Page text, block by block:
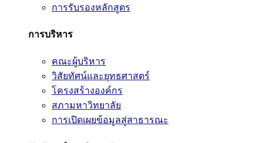
การรับรองหลักสูตร
การบริหาร
คณะผู้บริหาร
วิสัยทัศน์และยุทธศาสตร์
โครงสร้างองค์กร
สภามหาวิทยาลัย
การเปิดเผยข้อมูลสู่สาธารณะ